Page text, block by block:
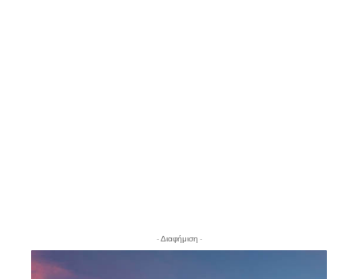
- Διαφήμιση -